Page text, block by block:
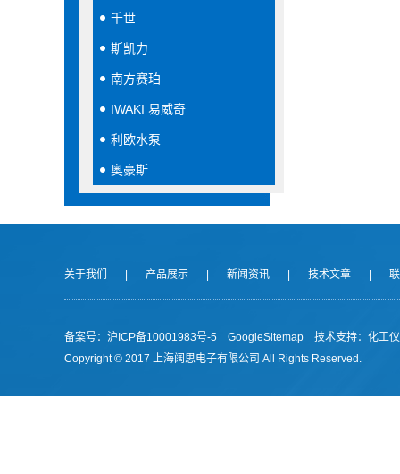
千世
斯凯力
南方赛珀
IWAKI 易威奇
利欧水泵
奥豪斯
关于我们 产品展示 新闻资讯 技术文章
备案号：沪ICP备10001983号-5 GoogleSitemap 技术支持： 化工
Copyright © 2017 上海阔思电子有限公司 All Rights Reserved.